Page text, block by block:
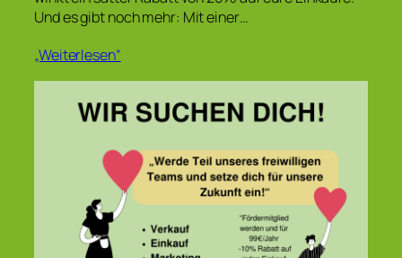
Und es gibt noch mehr: Mit einer…
„Weiterlesen“